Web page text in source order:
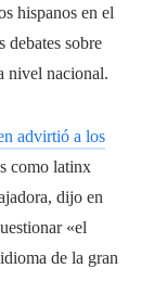
hispanos en el
debates sobre
nivel nacional.
advirtió a los
como latinx
dijo en
«el
de la gran